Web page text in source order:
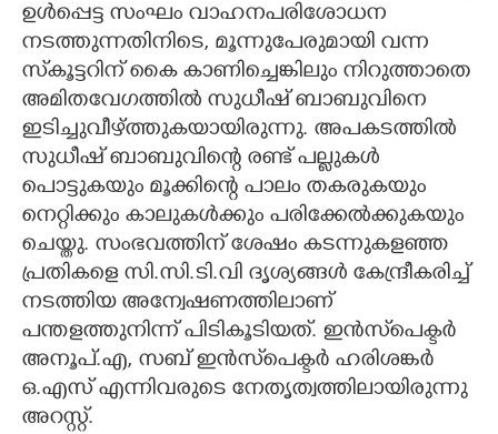
ഉൾപ്പെട്ട സംഘം വാഹനപരിശോധന
നടത്തുന്നതിനിടെ, മൂന്നുപേരുമായി വന്ന
സ്‌കൂട്ടറിന് കൈ കാണിച്ചെങ്കിലും നിറുത്താതെ
അമിതവേഗത്തിൽ സുധീഷ് ബാബുവിനെ
ഇടിച്ചുവീഴ്ത്തുകയായിരുന്നു. അപകടത്തിൽ
സുധീഷ് ബാബുവിന്റെ രണ്ട് പല്ലുകൾ
പൊട്ടുകയും മൂക്കിന്റെ പാലം തകരുകയും
നെറ്റിക്കും കാലുകൾക്കും പരിക്കേൽക്കുകയും
ചെയ്തു. സംഭവത്തിന് ശേഷം കടന്നുകളഞ്ഞ
പ്രതികളെ സി.സി.ടി.വി ദൃശ്യങ്ങൾ കേന്ദ്രീകരിച്ച്
നടത്തിയ അന്വേഷണത്തിലാണ്
പന്തളത്തുനിന്ന് പിടികൂടിയത്. ഇൻസ്‌പെക്ടർ
അനൂപ്.എ, സബ് ഇൻസ്‌പെക്ടർ ഹരിശങ്കർ
ഒ.എസ് എന്നിവരുടെ നേതൃത്വത്തിലായിരുന്നു
അറസ്റ്റ്.